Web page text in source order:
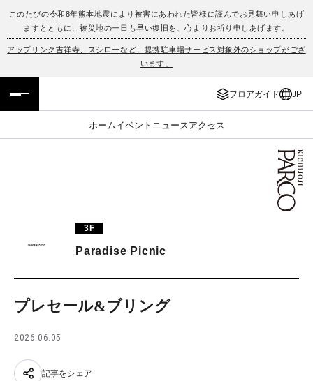
このたびの令和8年熊本地震により被害にあわれた皆様に謹んでお見舞い申しあげ
ますとともに、被災地の一日も早い復旧を、心よりお祈り申しあげます。
アップリンク吉祥寺、スシローなど、提携駐車場サービス対象外のショップがござ
います。
フロアガイド JP
ホームイベント ニュース アクセス
フロアガイド
イベント・ポップアップ
ニュース
PARCOメンバーズ
ENGLISH
簡体字
한국어
3F
Paradise Picnic
プレセール&ブリング
2026.06.05
記事をシェア